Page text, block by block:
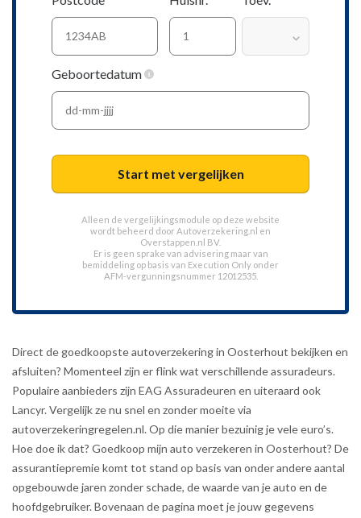
Geboortedatum
Start met vergelijken
Alleen de vergelijkingsmodule op deze website
wordt beheerd door Autoverzekering.nl en
Overstappen.nl BV.
Er is geen sprake van advisering maar van
bemiddeling op basis van Execution Only onder
AFM-vergunningsnummer 12012535.
Direct de goedkoopste autoverzekering in Oosterhout bekijken en
afsluiten? Momenteel zijn er flink wat verschillende assuradeurs.
Populaire aanbieders zijn EAG Assuradeuren en uiteraard ook
Lancyr. Vergelijk ze nu snel en zonder moeite via
autoverzekeringregelen.nl. Op die manier bezuinig je vele euro’s.
Hoe doe ik dat? Goedkoop mijn auto verzekeren in Oosterhout? De
assurantiepremie komt tot stand op basis van onder andere aantal
opgebouwde jaren zonder schade, de waarde van je auto en de
hoofdgebruiker. Bovenaan de pagina moet je jouw gegevens